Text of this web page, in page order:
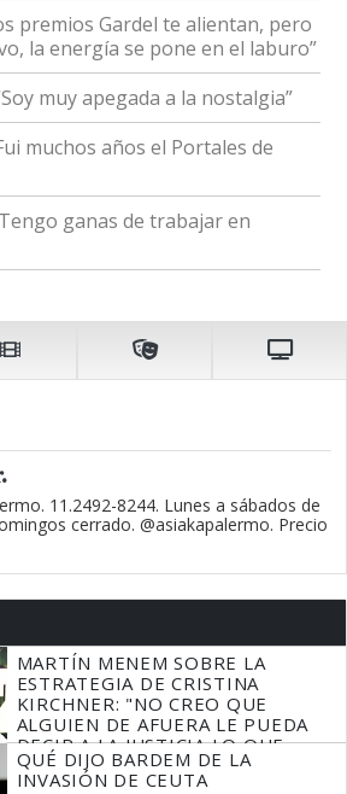
premios Gardel te alientan, pero
la energía se pone en el laburo”
muy apegada a la nostalgia”
muchos años el Portales de
ganas de trabajar en
11.2492-8244. Lunes a sábados de
cerrado. @asiakapalermo. Precio
MARTÍN MENEM SOBRE LA
ESTRATEGIA DE CRISTINA
KIRCHNER: "NO CREO QUE
ALGUIEN DE AFUERA LE PUEDA
DECIR A LA JUSTICIA LO QUE
TIENE QUE HACER"
QUÉ DIJO BARDEM DE LA
INVASIÓN DE CEUTA